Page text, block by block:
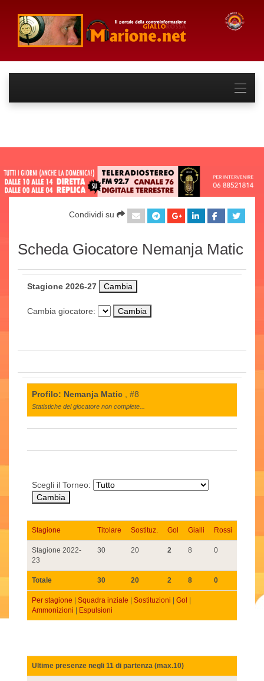
Condividi su
Scheda Giocatore Nemanja Matic
Stagione 2026-27
Cambia giocatore:
Profilo: Nemanja Matic , #8
Statistiche del giocatore non complete...
Scegli il Torneo:
Stagione Titolare Sostituz. Gol Gialli Rossi
Stagione 2022-
23
30 20 2 8 0
Totale 30 20 2 8 0
Per stagione Squadra inziale Sostituzioni Gol
Ammonizioni
Espulsioni
Ultime presenze negli 11 di partenza (max.10)